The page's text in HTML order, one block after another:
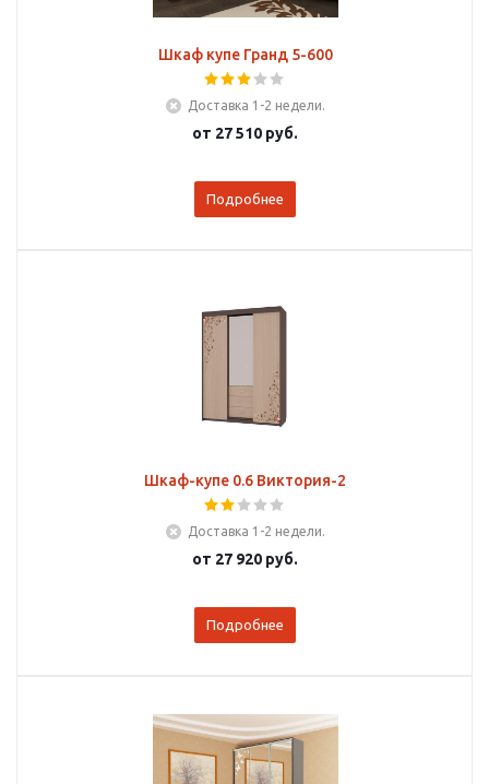
Шкаф купе Гранд 5-600
Доставка 1-2 недели.
от 27 510 руб.
Подробнее
Шкаф-купе 0.6 Виктория-2
Доставка 1-2 недели.
от 27 920 руб.
Подробнее